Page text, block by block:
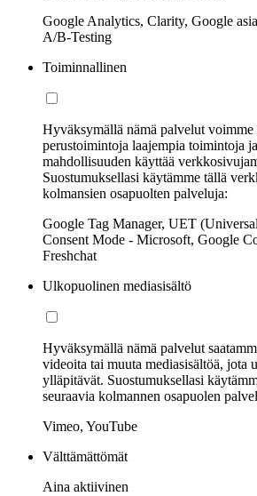
Google Analytics, Clarity, Google
A/B-Testing
Toiminnallinen
Hyväksymällä nämä palvelut voimme
perustoimintoja laajempia toimintoja
mahdollisuuden käyttää
Suostumuksellasi käytämme tällä
kolmansien osapuolten palveluja:
Google Tag Manager, UET
Consent Mode - Microsoft, Google
Freshchat
Ulkopuolinen mediasisältö
Hyväksymällä nämä palvelut
videoita tai muuta mediasisältöä, jota
ylläpitävät. Suostumuksellasi
seuraavia kolmannen osapuolen
Vimeo, YouTube
Välttämättömät
Aina aktiivinen